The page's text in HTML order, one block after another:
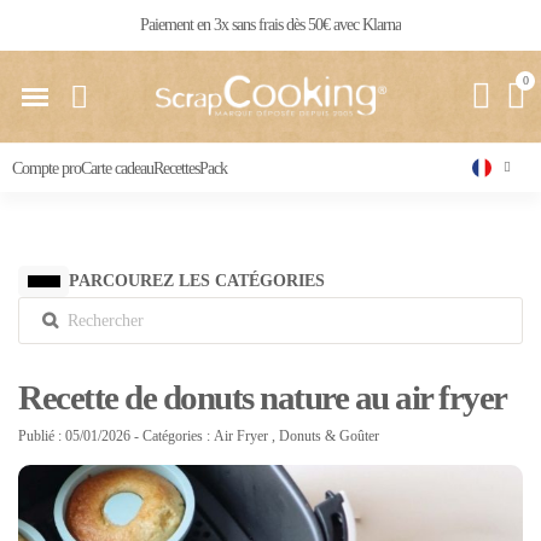
Livraison 24 / 48 h partout en France
Compte proCarte cadeauRecettesPack
PARCOUREZ LES CATÉGORIES
Recette de donuts nature au air fryer
Publié : 05/01/2026 - Catégories : Air Fryer Donuts & Goûter